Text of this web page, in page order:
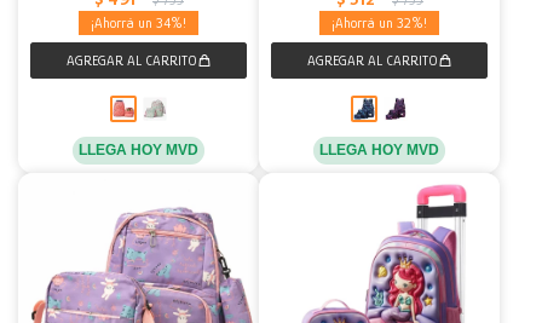
34
LLEGA HOY MVD
32
LLEGA HOY MVD